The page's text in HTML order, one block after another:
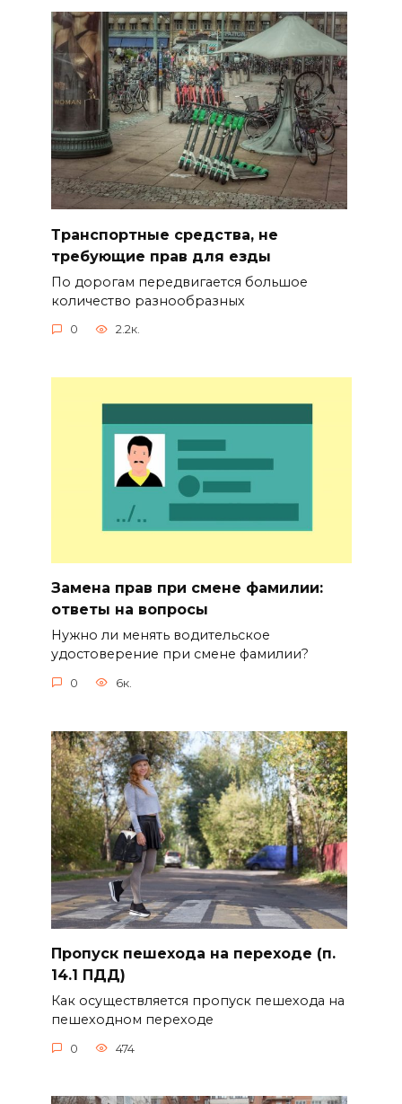
Транспортные средства, не
требующие прав для езды
По дорогам передвигается большое
количество разнообразных
0 2.2к.
Замена прав при смене фамилии:
ответы на вопросы
Нужно ли менять водительское
удостоверение при смене фамилии?
0 6к.
Пропуск пешехода на переходе (п.
14.1 ПДД)
Как осуществляется пропуск пешехода на
пешеходном переходе
0 474